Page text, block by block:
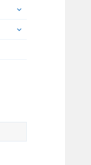
меню
раскрыть
меню
раскрыть